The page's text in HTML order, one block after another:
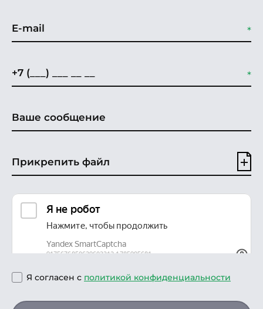
Прикрепить файл
Я согласен с политикой конфиденциальности